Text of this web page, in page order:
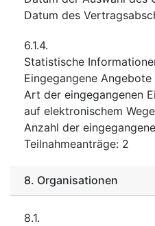
Datum des
6.1.4.
Statistische
Eingegangene
Art der eingegangenen
auf elektronischem
Anzahl der
Teilnahmeanträge: 2
8. Organisationen
8.1.